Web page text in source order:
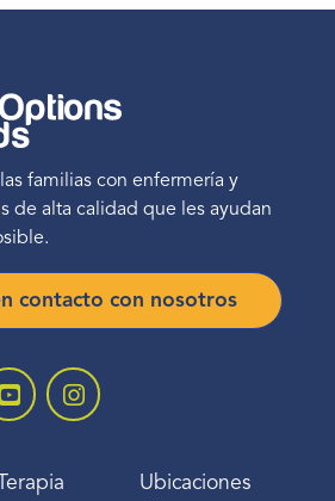
familias con enfermería y
de alta calidad que les ayudan
contacto con nosotros
Terapia
Ubicaciones